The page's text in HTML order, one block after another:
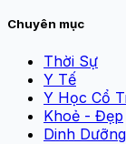
Chuyên mục
Thời Sự
Y Tế
Y Học Cổ
Khoẻ - Đẹp
Dinh Dưỡng